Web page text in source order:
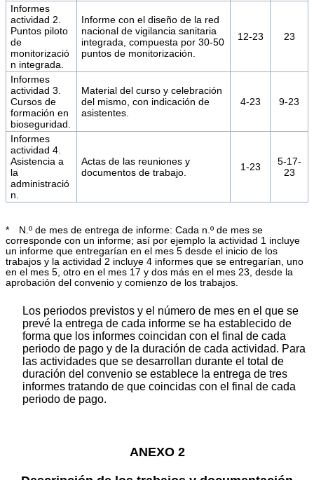
Informes
actividad 2.
Puntos piloto
de
monitorizació
n integrada.
Informe con el diseño de la red
nacional de vigilancia sanitaria
integrada, compuesta por 30-50
puntos de monitorización.
12-23 23
Informes
actividad 3.
Cursos de
formación en
bioseguridad.
Material del curso y celebración
del mismo, con indicación de
asistentes.
4-23 9-23
Informes
actividad 4.
Asistencia a
la
administració
n.
Actas de las reuniones y
documentos de trabajo.
1-23
5-17-
23
* N.º de mes de entrega de informe: Cada n.º de mes se
corresponde con un informe; así por ejemplo la actividad 1 incluye
un informe que entregarían en el mes 5 desde el inicio de los
trabajos y la actividad 2 incluye 4 informes que se entregarían, uno
en el mes 5, otro en el mes 17 y dos más en el mes 23, desde la
aprobación del convenio y comienzo de los trabajos.
Los periodos previstos y el número de mes en el que se
prevé la entrega de cada informe se ha establecido de
forma que los informes coincidan con el final de cada
periodo de pago y de la duración de cada actividad. Para
las actividades que se desarrollan durante el total de
duración del convenio se establece la entrega de tres
informes tratando de que coincidas con el final de cada
periodo de pago.
ANEXO 2